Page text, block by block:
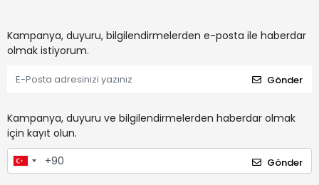
Kampanya, duyuru, bilgilendirmelerden e-posta ile haberdar
olmak istiyorum.
Gönder
Kampanya, duyuru ve bilgilendirmelerden haberdar olmak
için kayıt olun.
Gönder